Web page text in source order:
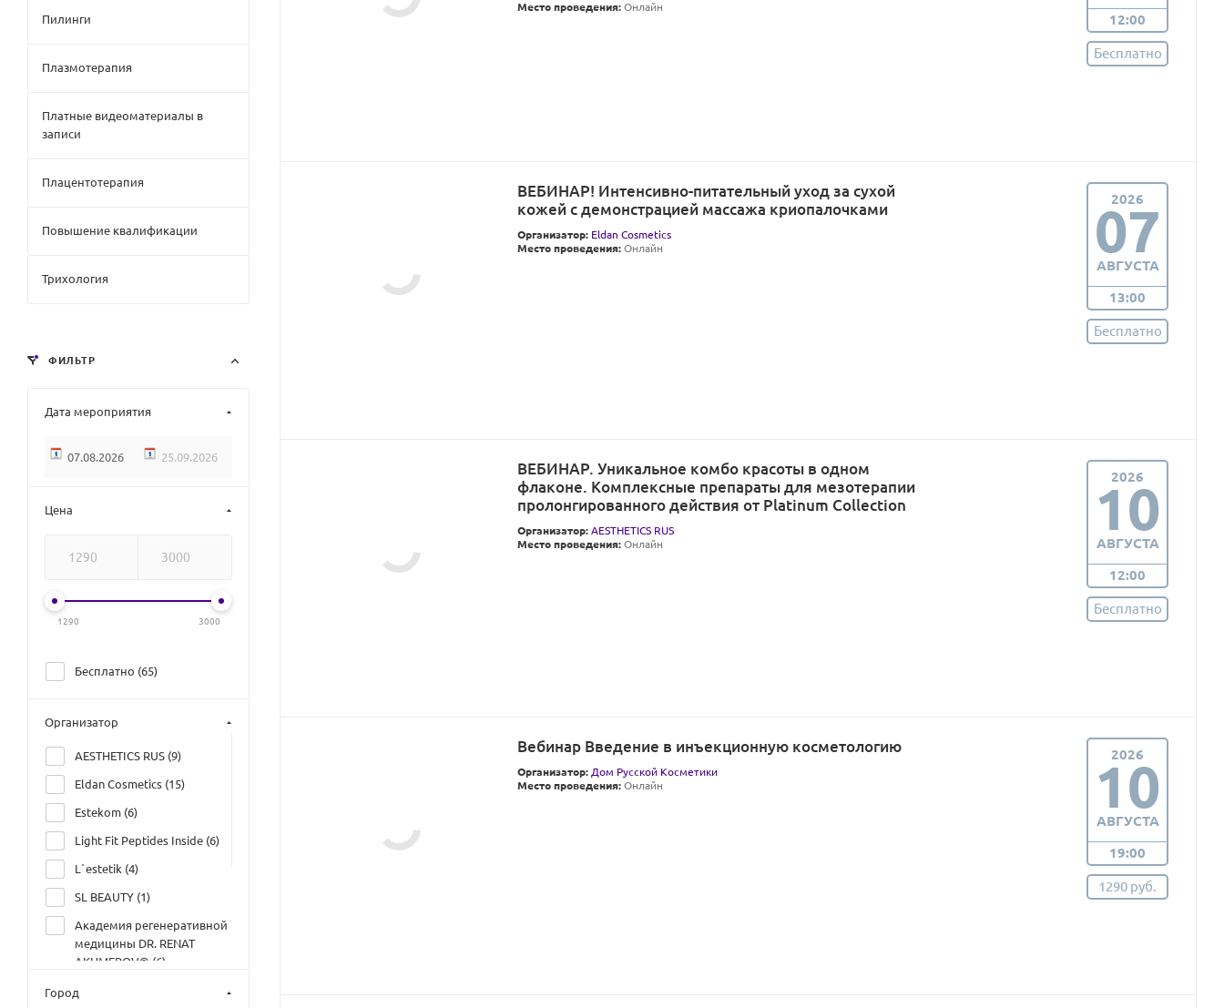
Место проведения: Онлайн
12:00
Бесплатно
ВЕБИНАР! Интенсивно-питательный уход за сухой
кожей с демонстрацией массажа криопалочками
Организатор: Eldan Cosmetics
Место проведения: Онлайн
2026
07
АВГУСТА
13:00
Бесплатно
ВЕБИНАР. Уникальное комбо красоты в одном
флаконе. Комплексные препараты для мезотерапии
пролонгированного действия от Platinum Collection
Организатор: AESTHETICS RUS
Место проведения: Онлайн
2026
10
АВГУСТА
12:00
Бесплатно
Вебинар Введение в инъекционную косметологию
Организатор: Дом Русской Косметики
Место проведения: Онлайн
2026
10
АВГУСТА
19:00
1290 руб.
Пилинги
Плазмотерапия
Платные видеоматериалы в
записи
Плацентотерапия
Повышение квалификации
Трихология
ФИЛЬТР
Дата мероприятия
Цена
1290 3000
Бесплатно (65)
Организатор
AESTHETICS RUS (9)
Eldan Cosmetics (15)
Estekom (6)
Light Fit Peptides Inside (6)
L`estetik (4)
SL BEAUTY (1)
Академия регенеративной
медицины DR. RENAT
AKHMEROV® (6)
Гельтек. Центр
Город